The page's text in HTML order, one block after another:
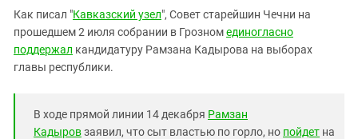
Чечня
Южная Осетия
Как писал "Кавказский узел", Совет старейшин Чечни на
прошедшем 2 июля собрании в Грозномединогласно
поддержал кандидатуру Рамзана Кадырова на выборах
главы республики.
В ходе прямой линии 14 декабря Рамзан
Кадыровзаявил, что сыт властью по горло, но пойдет на